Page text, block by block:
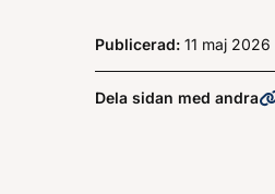
Publicerad: 11 maj 2026
Dela sidan med andra